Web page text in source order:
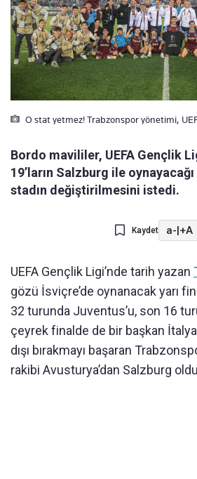
O stat yetmez! Trabzonspor yönetimi,
Bordo mavililer, UEFA Gençlik
19’ların Salzburg ile
stadın değiştirilmesini istedi.
Kaydet a-|+A
UEFA Gençlik Ligi’nde tarih yazan
gözü İsviçre’de oynanacak yarı
32 turunda Juventus’u, son 16
çeyrek finalde de bir başkan
dışı bırakmayı başaran
rakibi Avusturya’dan Salzburg